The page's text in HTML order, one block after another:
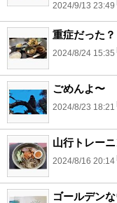
2024/9/13 23:49
重症だった？
2024/8/24 15:35
ごめんよ〜
2024/8/23 18:21
山行トレー
2024/8/16 20:14
ゴールデン